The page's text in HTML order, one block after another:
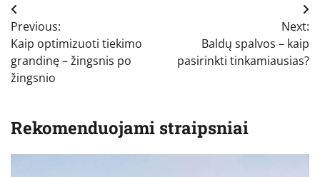
Navigacija
tarp
įrašų
Previous:
Kaip optimizuoti tiekimo
grandinę – žingsnis po
žingsnio
Next:
Baldų spalvos – kaip
pasirinkti tinkamiausias?
Rekomenduojami straipsniai